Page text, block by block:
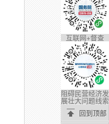
互联网+督查
阻碍民营经济发
展壮大问题线索
回到顶部